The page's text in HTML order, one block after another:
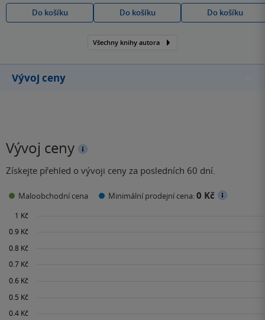
Do košíku
Do košíku
Do košíku
Všechny knihy autora
Vývoj ceny
Vývoj ceny
Získejte přehled o vývoji ceny za posledních 60 dní.
Maloobchodní cena Minimální prodejní cena:0 Kč